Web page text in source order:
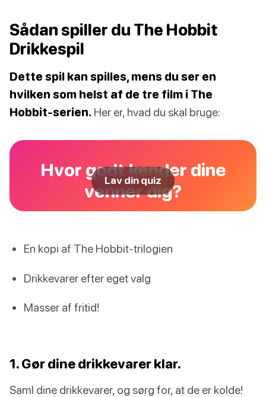
Sådan spiller du The Hobbit
Drikkespil
Dette spil kan spilles, mens du ser en
hvilken som helst af de tre film i The
Hobbit-serien. Her er, hvad du skal bruge:
Hvor godt kender dine
venner dig?
Lav din quiz
En kopi af The Hobbit-trilogien
Drikkevarer efter eget valg
Masser af fritid!
1. Gør dine drikkevarer klar.
Saml dine drikkevarer, og sørg for, at de er kolde!